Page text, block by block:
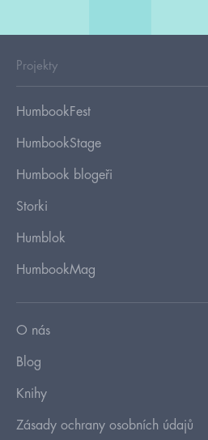
Projekty
HumbookFest
HumbookStage
Humbook blogeři
Storki
Humblok
HumbookMag
O nás
Blog
Knihy
Zásady ochrany osobních údajů